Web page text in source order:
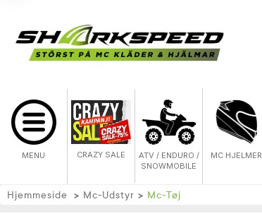
MENU CRAZY SALE
ATV / ENDURO /
SNOWMOBILE
MC HJELMER
Hjemmeside Mc-Udstyr Mc-Tøj